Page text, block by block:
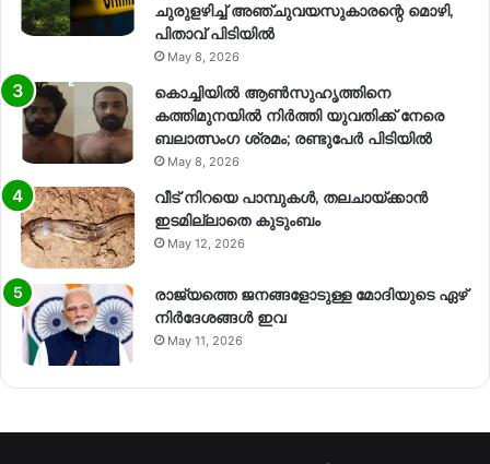
ചുരുളഴിച്ച് അഞ്ചുവയസുകാരന്റെ മൊഴി,
പിതാവ് പിടിയിൽ
May 8, 2026
കൊച്ചിയിൽ ആൺസുഹൃത്തിനെ
കത്തിമുനയിൽ നിർത്തി യുവതിക്ക് നേരെ
ബലാത്സംഗ​ ശ്രമം; രണ്ടുപേർ പിടിയിൽ
May 8, 2026
വീട് നിറയെ പാമ്പുകൾ, തലചായ്ക്കാൻ
ഇടമില്ലാതെ കുടുംബം
May 12, 2026
രാജ്യത്തെ ജനങ്ങളോടുള്ള മോദിയുടെ ഏഴ്
നിര്‍ദേശങ്ങള്‍ ഇവ
May 11, 2026